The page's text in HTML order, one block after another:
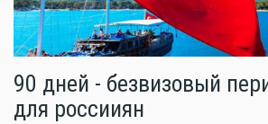
90 дней - безвизовый
для россииян